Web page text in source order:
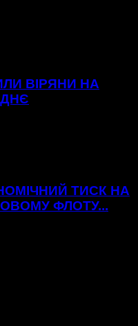
ВІРЯНИ НА
ТИСК НА
ФЛОТУ...